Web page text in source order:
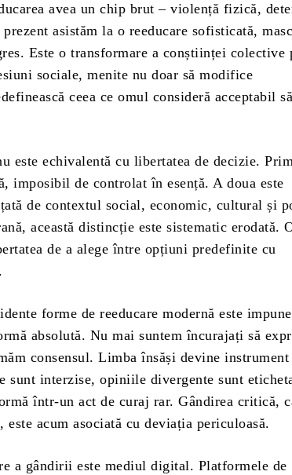
avea un chip brut – violență fizică,
asistăm la o reeducare sofisticată,
Este o transformare a conștiinței colective
sociale, menite nu doar să modifice
ceea ce omul consideră acceptabil să
echivalentă cu libertatea de decizie.
imposibil de controlat în esență. A doua este
de contextul social, economic, cultural și
această distincție este sistematic erodată.
de a alege între opțiuni predefinite cu
forme de reeducare modernă este
absolută. Nu mai suntem încurajați să
consensul. Limba însăși devine instrument
sunt interzise, opiniile divergente sunt
într-un act de curaj rar. Gândirea critică,
acum asociată cu deviația periculoasă.
gândirii este mediul digital. Platformele de